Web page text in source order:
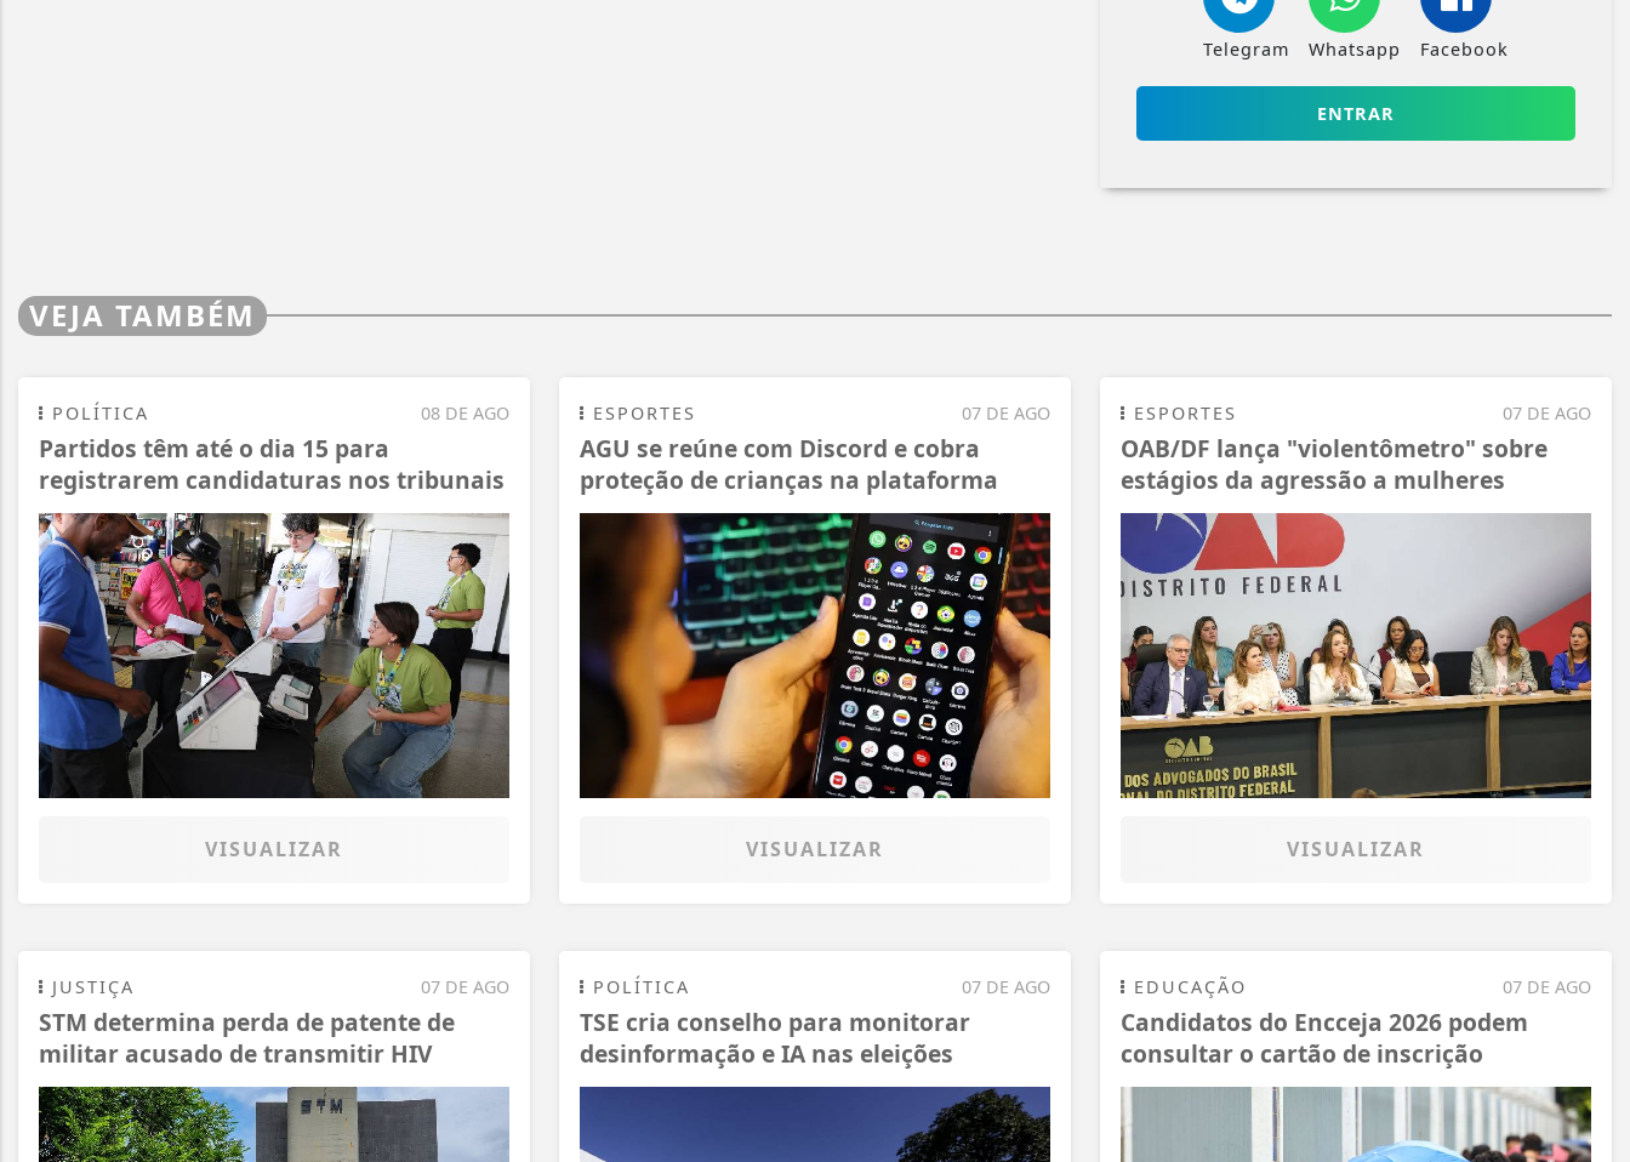
Telegram Whatsapp Facebook
ENTRAR
VEJA TAMBÉM
08 DE AGO
POLÍTICA
Partidos têm até o dia 15 para
registrarem candidaturas nos tribunais
VISUALIZAR
07 DE AGO
ESPORTES
AGU se reúne com Discord e cobra
proteção de crianças na plataforma
VISUALIZAR
07 DE AGO
ESPORTES
OAB/DF lança "violentômetro" sobre
estágios da agressão a mulheres
VISUALIZAR
07 DE AGO
JUSTIÇA
STM determina perda de patente de
militar acusado de transmitir HIV
07 DE AGO
POLÍTICA
TSE cria conselho para monitorar
desinformação e IA nas eleições
07 DE AGO
EDUCAÇÃO
Candidatos do Encceja 2026 podem
consultar o cartão de inscrição